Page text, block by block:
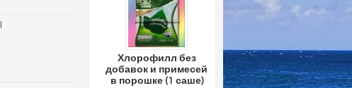
Хлорофилл без
добавок и примесей
в порошке (1 саше)